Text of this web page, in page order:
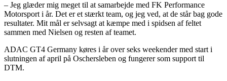
– Jeg glæder mig meget til at samarbejde med FK Performance
Motorsport i år. Det er et stærkt team, og jeg ved, at de står bag gode
resultater. Mit mål er selvsagt at kæmpe med i spidsen af feltet
sammen med Nielsen og resten af teamet.
ADAC GT4 Germany køres i år over seks weekender med start i
slutningen af april på Oschersleben og fungerer som support til
DTM.